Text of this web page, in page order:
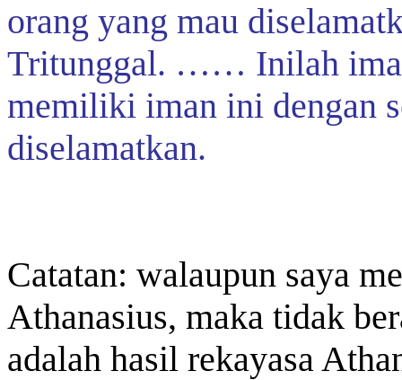
orang yang mau
Tritunggal. …… Inilah
memiliki iman ini dengan
diselamatkan.
Catatan: walaupun saya
Athanasius, maka tidak
adalah hasil rekayasa